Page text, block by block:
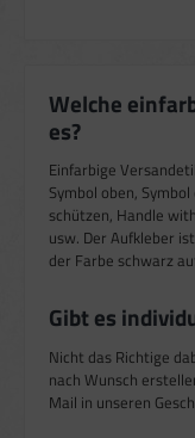
Welche
es?
Einfarbige
Symbol oben,
schützen, Handle
usw. Der Aufkleber
der Farbe schwarz
Gibt es
Nicht das Richtige
nach Wunsch
Mail in unseren